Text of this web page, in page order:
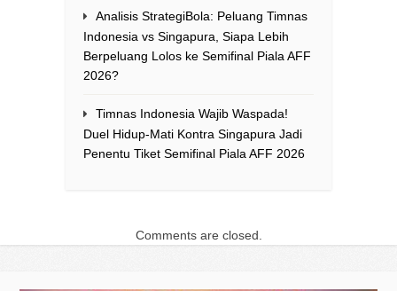
Analisis StrategiBola: Peluang Timnas
Indonesia vs Singapura, Siapa Lebih
Berpeluang Lolos ke Semifinal Piala AFF
2026?
Timnas Indonesia Wajib Waspada!
Duel Hidup-Mati Kontra Singapura Jadi
Penentu Tiket Semifinal Piala AFF 2026
Comments are closed.